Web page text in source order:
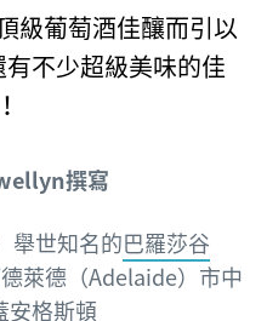
級葡萄酒佳釀而引以
不少超級美味的佳
撰寫
舉世知名的巴羅莎谷
萊德（Adelaide）市中
安格斯頓